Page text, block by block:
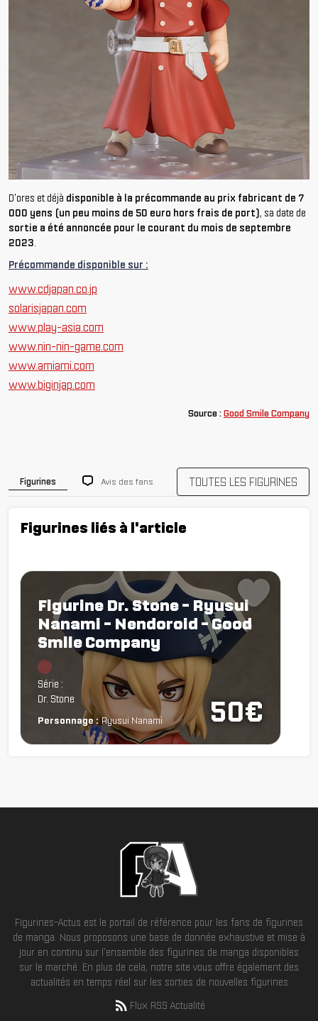
D'ores et déjà disponible à la précommande au prix fabricant de 7
000 yens (un peu moins de 50 euro hors frais de port), sa date de
sortie a été annoncée pour le courant du mois de septembre
2023.
Précommande disponible sur :
www.cdjapan.co.jp
solarisjapan.com
www.play-asia.com
www.nin-nin-game.com
www.amiami.com
www.biginjap.com
Source :Good Smile Company
Figurines Avis des fans TOUTES LES FIGURINES
Figurines liés à l'article
50€
Figurine Dr. Stone - Ryusui
Nanami - Nendoroid - Good
Smile Company
Série :
Dr. Stone
Personnage : Ryusui Nanami
Figurines-Actus est le portail de référence pour les fans de figurines
de manga. Nous proposons une base de donnée exhaustive et mise à
jour en continu sur l'ensemble des figurines de manga disponibles
sur le marché. En plus de cela, notre site vous offre également des
actualités en temps réel sur les sorties de nouvelles figurines
Flux RSS Actualité